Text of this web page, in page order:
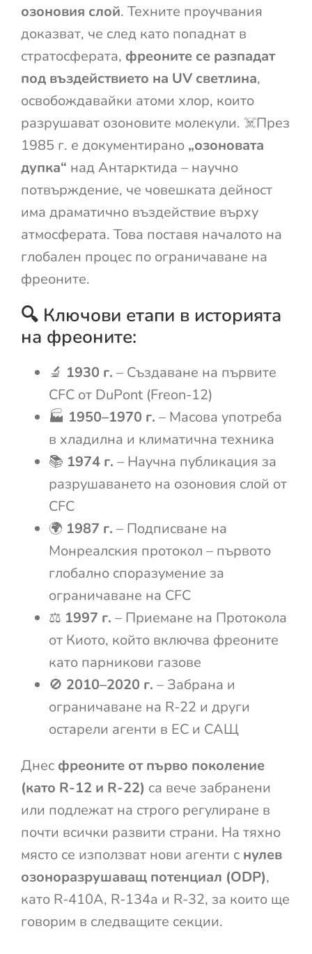
озоновия слой. Техните проучвания
доказват, че след като попаднат в
стратосферата, фреоните се разпадат
под въздействието на UV светлина,
освобождавайки атоми хлор, които
разрушават озоновите молекули. ☠️През
1985 г. е документирано „озоновата
дупка“ над Антарктида – научно
потвърждение, че човешката дейност
има драматично въздействие върху
атмосферата. Това поставя началото на
глобален процес по ограничаване на
фреоните.
🔍 Ключови етапи в историята
на фреоните:
🔬 1930 г. – Създаване на първите
CFC от DuPont (Freon-12)
🏭 1950–1970 г. – Масова употреба
в хладилна и климатична техника
📚 1974 г. – Научна публикация за
разрушаването на озоновия слой от
CFC
🌍 1987 г. – Подписване на
Монреалския протокол – първото
глобално споразумение за
ограничаване на CFC
⚖️ 1997 г. – Приемане на Протокола
от Киото, който включва фреоните
като парникови газове
🚫 2010–2020 г. – Забрана и
ограничаване на R-22 и други
остарели агенти в ЕС и САЩ
Днес фреоните от първо поколение
(като R-12 и R-22) са вече забранени
или подлежат на строго регулиране в
почти всички развити страни. На тяхно
място се използват нови агенти с нулев
озоноразрушаващ потенциал (ODP),
като R-410A, R-134a и R-32, за които ще
говорим в следващите секции.